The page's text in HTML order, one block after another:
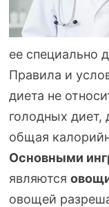
ее специально
Правила и
диета не
голодных диет,
общая
Основными
являются
овощей